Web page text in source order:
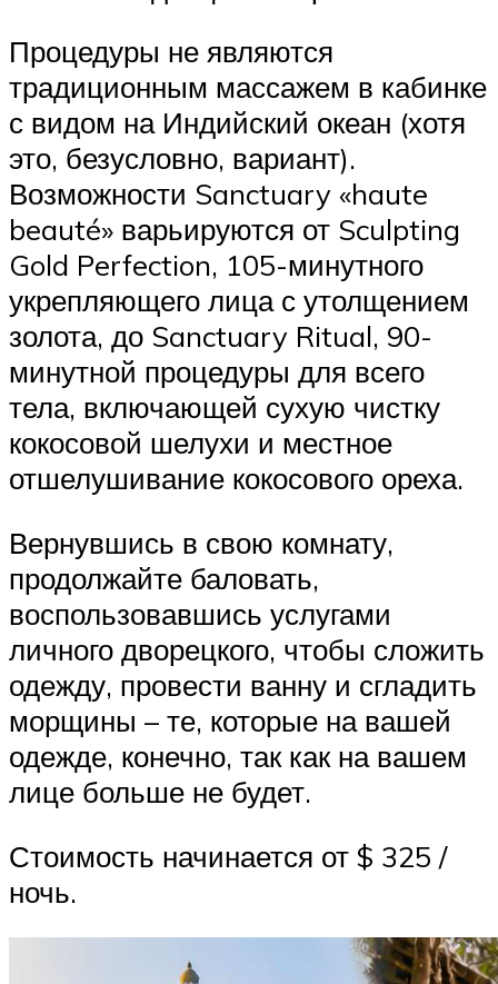
Процедуры не являются
традиционным массажем в кабинке
с видом на Индийский океан (хотя
это, безусловно, вариант).
Возможности Sanctuary «haute
beauté» варьируются от Sculpting
Gold Perfection, 105-минутного
укрепляющего лица с утолщением
золота, до Sanctuary Ritual, 90-
минутной процедуры для всего
тела, включающей сухую чистку
кокосовой шелухи и местное
отшелушивание кокосового ореха.
Вернувшись в свою комнату,
продолжайте баловать,
воспользовавшись услугами
личного дворецкого, чтобы сложить
одежду, провести ванну и сгладить
морщины – те, которые на вашей
одежде, конечно, так как на вашем
лице больше не будет.
Стоимость начинается от $ 325 /
ночь.